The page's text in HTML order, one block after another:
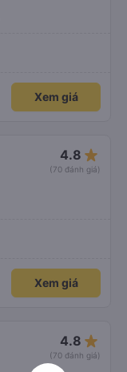
Xem giá
4.8 star_rate
(70 đánh giá)
Xem giá
4.8 star_rate
(70 đánh giá)